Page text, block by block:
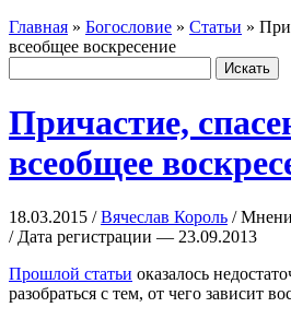
Главная » Богословие » Статьи »
всеобщее воскресение
Причастие,
всеобщее
18.03.2015 /Вячеслав Король /
/ Дата регистрации — 23.09.2013
Прошлой статьи оказалось
разобраться с тем, от чего зависит